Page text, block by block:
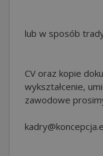
lub w sposób
CV oraz kopie
wykształcenie,
zawodowe